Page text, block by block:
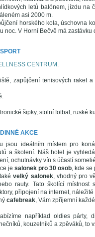
letů balónem, jízdu na
asi 2000 m.
horského kola, úschovna
noc. V Horní Bečvě má zastávku
CENTRUM .
zapůjčení tenisových raket
šipky, stolní fotbal, ruské
AKCE
jsou ideálním místem pro
a školení. Náš hotel je
ochutnávky vín s účastí
je salonek pro 30 osob, kde se
velký salonek, vhodný pro
rauty. Tato školící
připojení na internet,
cafebreak, Vám zpříjemní
například oldies párty,
kouzelníků a zpěváků, to